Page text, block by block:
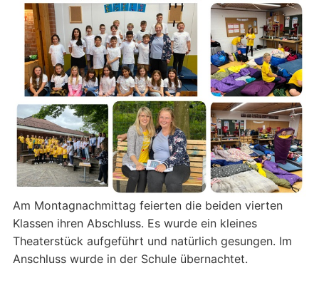
Am Montagnachmittag feierten die beiden vierten
Klassen ihren Abschluss. Es wurde ein kleines
Theaterstück aufgeführt und natürlich gesungen. Im
Anschluss wurde in der Schule übernachtet.